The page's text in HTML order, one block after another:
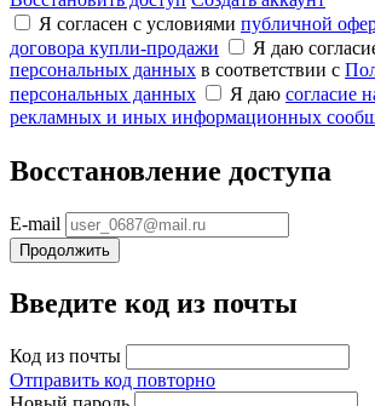
Я согласен с условиями публичной
договора купли‑продажи
Я даю
персональных данных в соответствии с
персональных данных
Я даю согласие
рекламных и иных информационных
Восстановление доступа
E-mail
Продолжить
Введите код из почты
Код из почты
Отправить код повторно